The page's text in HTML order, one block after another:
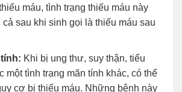
máu, tình trạng thiếu máu này
cả sau khi sinh gọi là thiếu máu sau
Khi bị ung thư, suy thận, tiểu
một tình trạng mãn tính khác, có thể
cơ bị thiếu máu. Những bệnh này